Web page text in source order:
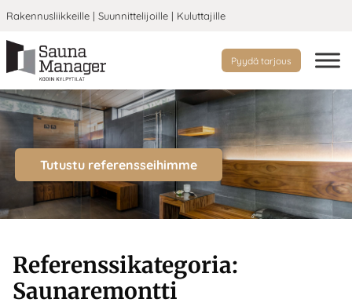
Rakennusliikkeille | Suunnittelijoille | Kuluttajille
Pyydä tarjous
Tutustu referensseihimme
Referenssikategoria:
Saunaremontti